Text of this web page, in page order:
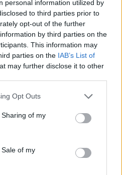
personal information utilized by
to third parties prior to
opt-out of the further
by third parties on the
This information may
parties on the IAB’s List of
may further disclose it to other
Opt Outs
of my
of my
novaresi